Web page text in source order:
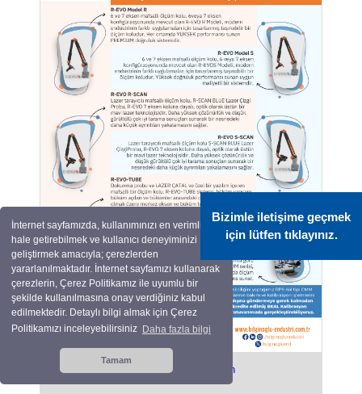
İnternet sayfamızda, kullanımınızı en verimli
hale getirebilmek ve kullanıcı deneyiminizi
geliştirmek amacıyla; çerezlerden
yararlanılmaktadır. İnternet sayfamızı kullanarak
çerezlerin, Çerez Politikamız ile uyumlu bir
şekilde kullanılmasına onay verdiğiniz kabul
edilmektedir. Detaylı bilgi almak için Çerez
Politikamızı inceleyebilirsiniz Daha fazla bilgi
Tamam
Bizimle iletişime geçmek
için lütfen tıklayınız.
PLASTİFORM BAŞLANGIÇ SETİ KAMPANYASI
Stoklarımızla Sınırlıdır!
RPS BKAL Kalibasyon